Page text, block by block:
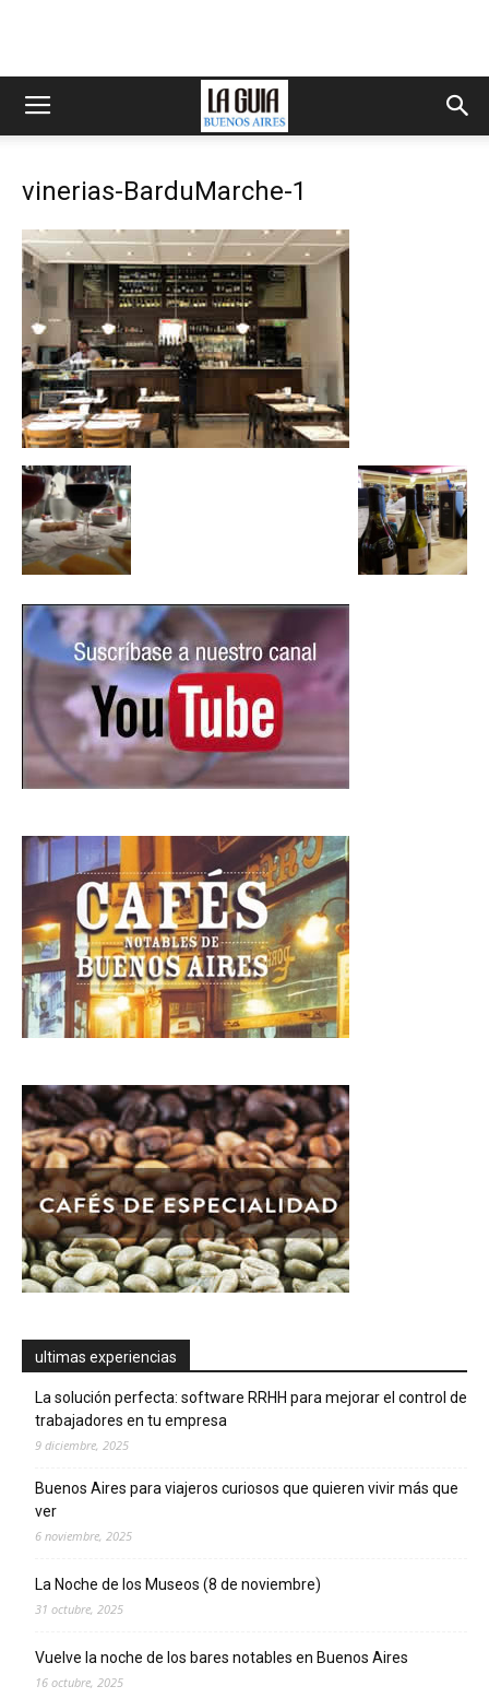
vinerias-BarduMarche-1
ultimas experiencias
La solución perfecta: software RRHH para mejorar el control de
trabajadores en tu empresa
9 diciembre, 2025
Buenos Aires para viajeros curiosos que quieren vivir más que
ver
6 noviembre, 2025
La Noche de los Museos (8 de noviembre)
31 octubre, 2025
Vuelve la noche de los bares notables en Buenos Aires
16 octubre, 2025